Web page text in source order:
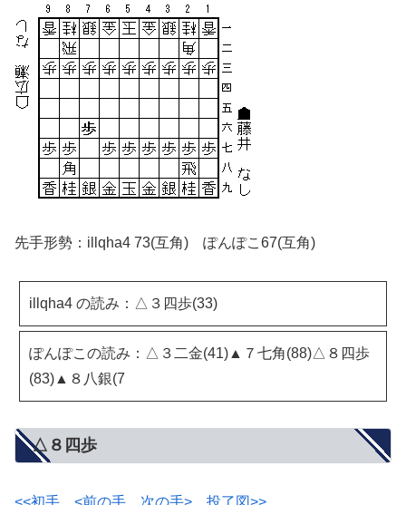
先手形勢：illqha4 73(互角) ぽんぽこ67(互角)
illqha4 の読み：△３四歩(33)
ぽんぽこの読み：△３二金(41)▲７七角(88)△８四歩
(83)▲８八銀(7
△８四歩
<<初手 <前の手 次の手> 投了図>>